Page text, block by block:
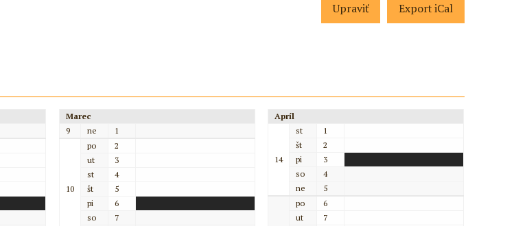
Upraviť Export iCal
Marec
9
ne 1
10
po
2
ut
3
st
4
št
5
pi
6
so
7
Apríl
14
st
1
št
2
pi
3
so
4
ne
5
po
6
ut
7